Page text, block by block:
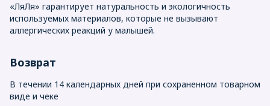
«ЛяЛя» гарантирует натуральность и экологичность
используемых материалов, которые не вызывают
аллергических реакций у малышей.
Возврат
В течении 14 календарных дней при сохраненном товарном
виде и чеке